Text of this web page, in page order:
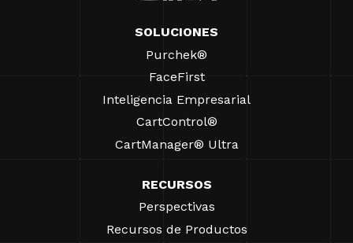
SOLUCIONES
Purchek®
FaceFirst
Inteligencia Empresarial
CartControl®
CartManager® Ultra
RECURSOS
Perspectivas
Recursos de Productos